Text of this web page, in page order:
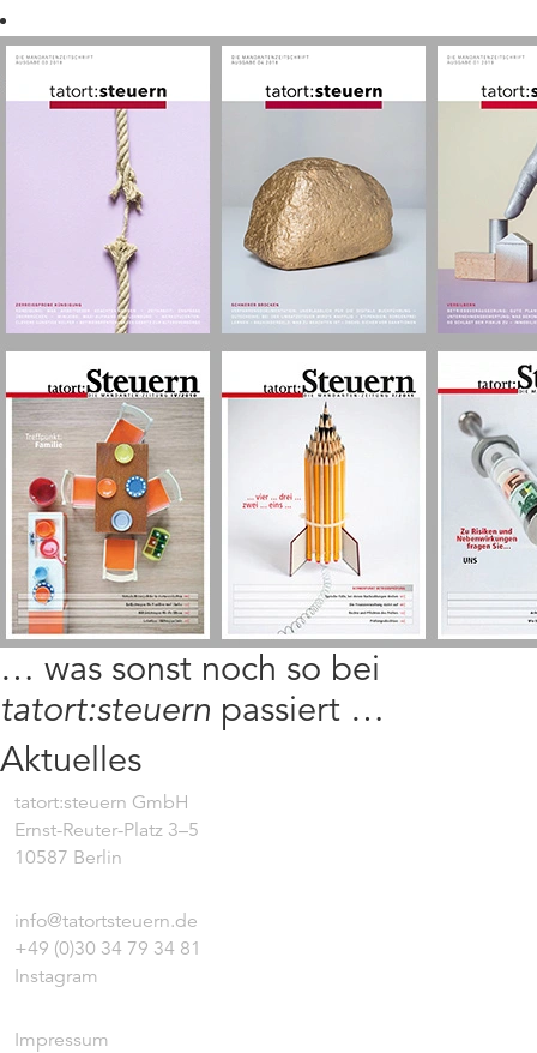
… was sonst noch so bei
tatort:steuern passiert …
Aktuelles
tatort:steuern GmbH
Ernst-Reuter-Platz 3–5
10587 Berlin
info@tatortsteuern.de
+49 (0)30 34 79 34 81
Instagram
Impressum